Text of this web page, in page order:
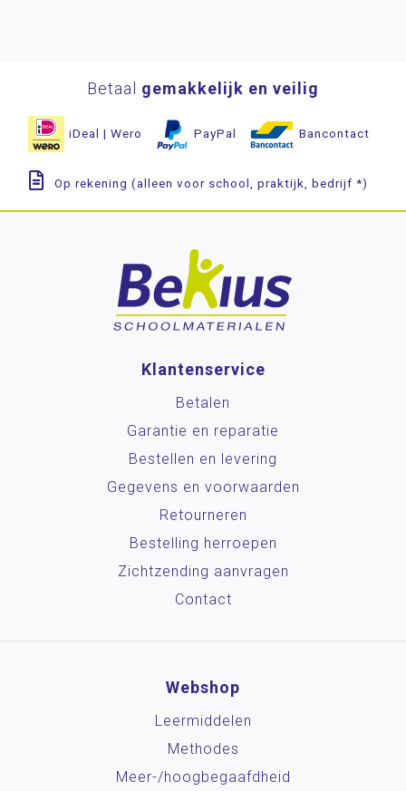
Betaal gemakkelijk en veilig
iDeal | Wero PayPal Bancontact
Op rekening (alleen voor school, praktijk, bedrijf *)
Klantenservice
Betalen
Garantie en reparatie
Bestellen en levering
Gegevens en voorwaarden
Retourneren
Bestelling herroepen
Zichtzending aanvragen
Contact
Webshop
Leermiddelen
Methodes
Meer-/hoog­begaafdheid